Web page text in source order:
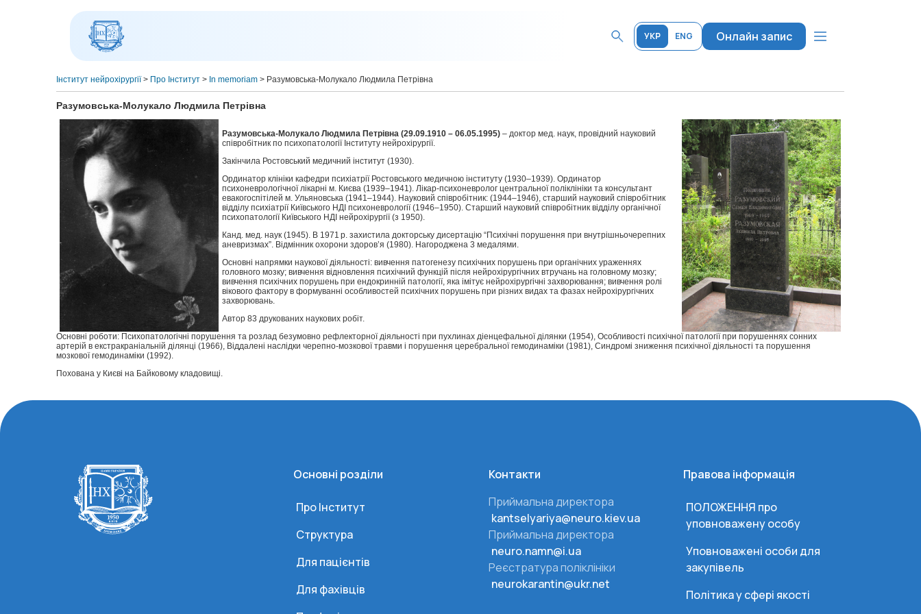
УКР ENG Онлайн запис
Інститут нейрохірургії> Про Інститут > In memoriam > Разумовська-Молукало Людмила Петрівна
Разумовська-Молукало Людмила Петрівна
Разумовська-Молукало Людмила Петрівна (29.09.1910 – 06.05.1995) – доктор мед. наук, провідний науковий
співробітник по психопатології Інституту нейрохірургії.
Закінчила Ростовський медичний інститут (1930).
Ординатор клініки кафедри психіатрії Ростовського медичною інституту (1930–1939). Ординатор
психоневрологічної лікарні м. Києва (1939–1941). Лікар-психоневролог центральної поліклініки та консультант
евакогоспітілей м. Ульяновська (1941–1944). Науковий співробітник: (1944–1946), старший науковий співробітник
відділу психіатрії Київського НДІ психоневрології (1946–1950). Старший науковий співробітник відділу органічної
психопатології Київського НДІ нейрохірургії (з 1950).
Канд. мед. наук (1945). В 1971 р. захистила докторську дисертацію “Психічні порушення при внутрішньочерепних
аневризмах”. Відмінник охорони здоров’я (1980). Нагороджена 3 медалями.
Основні напрямки наукової діяльності: вивчення патогенезу психічних порушень при органічних ураженнях
головного мозку; вивчення відновлення психічний функцій після нейрохірургічних втручань на головному мозку;
вивчення психічних порушень при ендокринній патології, яка імітує нейрохірургічні захворювання; вивчення ролі
вікового фактору в формуванні особливостей психічних порушень при різних видах та фазах нейрохірургічних
захворювань.
Автор 83 друкованих наукових робіт.
Основні роботи: Психопатологічні порушення та розлад безумовно рефлекторної діяльності при пухлинах діенцефальної ділянки (1954), Особливості психічної патології при порушеннях сонних
артерій в екстракраніальній ділянці (1966), Віддалені наслідки черепно-мозкової травми і порушення церебральної гемодинаміки (1981), Синдромі зниження психічної діяльності та порушення
мозкової гемодинаміки (1992).
Похована у Києві на Байковому кладовищі.
Основні розділи
Про Інститут
Структура
Для пацієнтів
Для фахівців
Контакти
Приймальна директора
kantselyariya@neuro.kiev.ua
Приймальна директора
neuro.namn@i.ua
Реєстратура поліклініки
neurokarantin@ukr.net
Правова інформація
ПОЛОЖЕННЯ про
уповноважену особу
Уповноважені особи для
закупівель
Політика у сфері якості